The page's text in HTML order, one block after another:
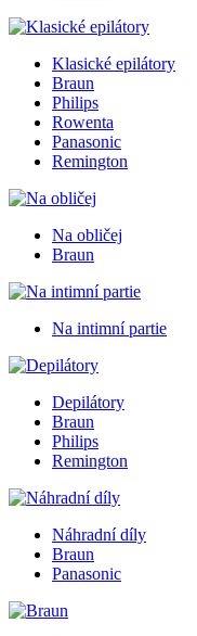
Klasické epilátory
Braun
Philips
Rowenta
Panasonic
Remington
Na obličej
Braun
Na intimní partie
Depilátory
Braun
Philips
Remington
Náhradní díly
Braun
Panasonic